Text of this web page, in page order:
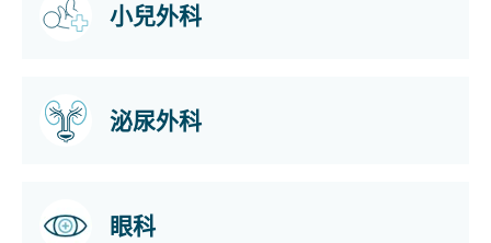
小兒外科
泌尿外科
眼科